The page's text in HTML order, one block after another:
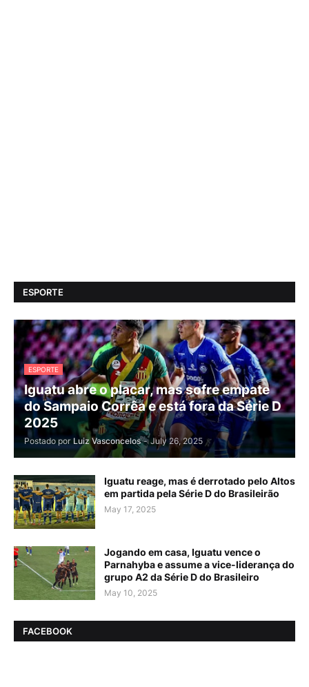
ESPORTE
ESPORTE
Iguatu abre o placar, mas sofre empate
do Sampaio Corrêa e está fora da Série D
2025
Postado por Luiz Vasconcelos - July 26, 2025
Iguatu reage, mas é derrotado pelo Altos
em partida pela Série D do Brasileirão
May 17, 2025
Jogando em casa, Iguatu vence o
Parnahyba e assume a vice-liderança do
grupo A2 da Série D do Brasileiro
May 10, 2025
FACEBOOK